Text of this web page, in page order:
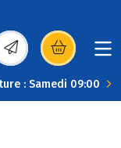
dans une
: Samedi 09:00